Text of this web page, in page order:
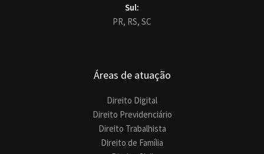
Sul:
PR, RS, SC
Áreas de atuação
Direito Digital
Direito Previdenciário
Direito Trabalhista
Direito de Família